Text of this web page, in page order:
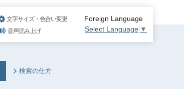
文字サイズ・色合い変更
音声読み上げ
Foreign Language
Select Language ▼
検索の仕方